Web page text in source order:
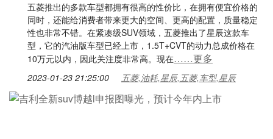
五菱推出的多款车型都拥有很高的性价比，在拥有便宜价格的
同时，还能给消费者带来更大的空间、更高的配置，质量稳定
性也非常不错。在紧凑级SUV领域，五菱推出了星辰这款车
型，它的汽油版车型已经上市，1.5T+CVT的动力总成价格在
10万元以内，因此关注度非常高。现在……更多
2023-01-23 21:25:00 五菱,油耗,星辰,五菱,车型,星辰